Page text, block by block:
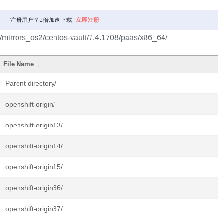
注册用户享1倍加速下载 立即注册
/mirrors_os2/centos-vault/7.4.1708/paas/x86_64/
File Name ↓
Parent directory/
openshift-origin/
openshift-origin13/
openshift-origin14/
openshift-origin15/
openshift-origin36/
openshift-origin37/